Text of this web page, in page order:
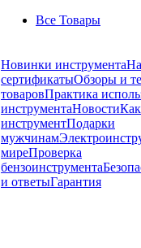
Все Товары
Новинки инструмента
сертификатыОбзоры и
товаровПрактика
инструментаНовости
инструментПодарки
мужчинам
миреПроверка
бензоинструмента
и ответыГарантия